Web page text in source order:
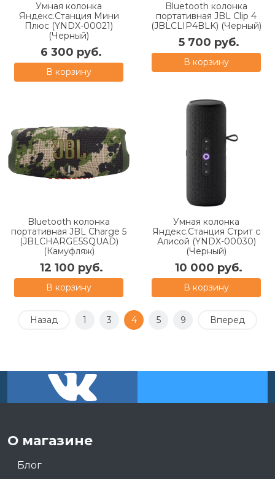
Умная колонка
Яндекс.Станция Мини
Плюс (YNDX-00021)
(Черный)
6 300 руб.
В корзину
Bluetooth колонка
портативная JBL Clip 4
(JBLCLIP4BLK) (Черный)
5 700 руб.
В корзину
Bluetooth колонка
портативная JBL Charge 5
(JBLCHARGE5SQUAD)
(Камуфляж)
12 100 руб.
В корзину
Умная колонка
Яндекс.Станция Стрит с
Алисой (YNDX-00030)
(Черный)
10 000 руб.
В корзину
Назад 1 3 4 5 9 Вперед
О магазине
Блог